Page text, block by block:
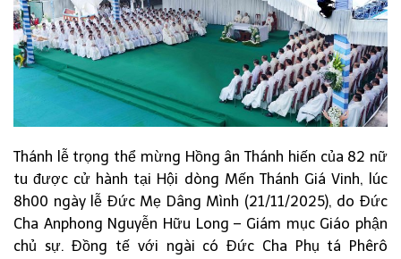
Thánh lễ trọng thể mừng Hồng ân Thánh hiến của 82 nữ
tu được cử hành tại Hội dòng Mến Thánh Giá Vinh, lúc
8h00 ngày lễ Đức Mẹ Dâng Mình (21/11/2025), do Đức
Cha Anphong Nguyễn Hữu Long – Giám mục Giáo phận
chủ sự. Đồng tế với ngài có Đức Cha Phụ tá Phêrô